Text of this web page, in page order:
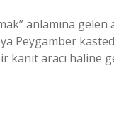
anlamına gelen
Peygamber
kanıt aracı haline